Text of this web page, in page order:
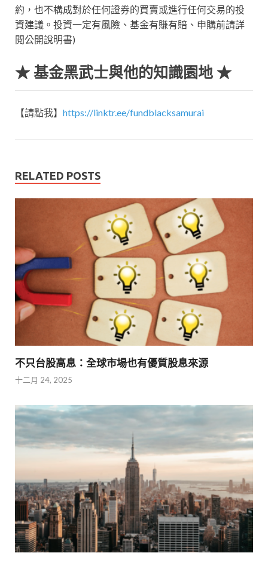
約，也不構成對於任何證券的買賣或進行任何交易的投
資建議。投資一定有風險、基金有賺有賠、申購前請詳
閱公開說明書)
★ 基金黑武士與他的知識園地 ★
【請點我】 https://linktr.ee/fundblacksamurai
RELATED POSTS
不只台股高息：全球市場也有優質股息來源
十二月 24, 2025